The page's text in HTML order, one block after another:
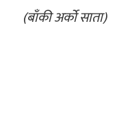
(बाँकी अर्को साता)